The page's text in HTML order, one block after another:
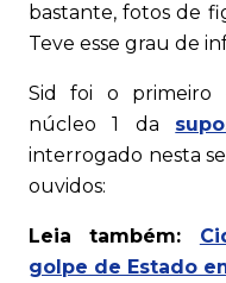
bastante, fotos de
Teve esse grau de
Sid foi o primeiro
núcleo 1 da
interrogado nesta
ouvidos:
Leia também:
golpe de Estado